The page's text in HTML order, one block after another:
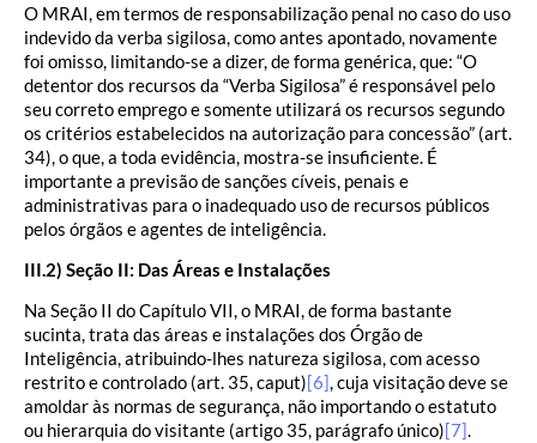
O MRAI, em termos de responsabilização penal no caso do uso
indevido da verba sigilosa, como antes apontado, novamente
foi omisso, limitando-se a dizer, de forma genérica, que: “O
detentor dos recursos da “Verba Sigilosa” é responsável pelo
seu correto emprego e somente utilizará os recursos segundo
os critérios estabelecidos na autorização para concessão” (art.
34), o que, a toda evidência, mostra-se insuficiente. É
importante a previsão de sanções cíveis, penais e
administrativas para o inadequado uso de recursos públicos
pelos órgãos e agentes de inteligência.
III.2) Seção II: Das Áreas e Instalações
Na Seção II do Capítulo VII, o MRAI, de forma bastante
sucinta, trata das áreas e instalações dos Órgão de
Inteligência, atribuindo-lhes natureza sigilosa, com acesso
restrito e controlado (art. 35, caput)[6], cuja visitação deve se
amoldar às normas de segurança, não importando o estatuto
ou hierarquia do visitante (artigo 35, parágrafo único)[7].